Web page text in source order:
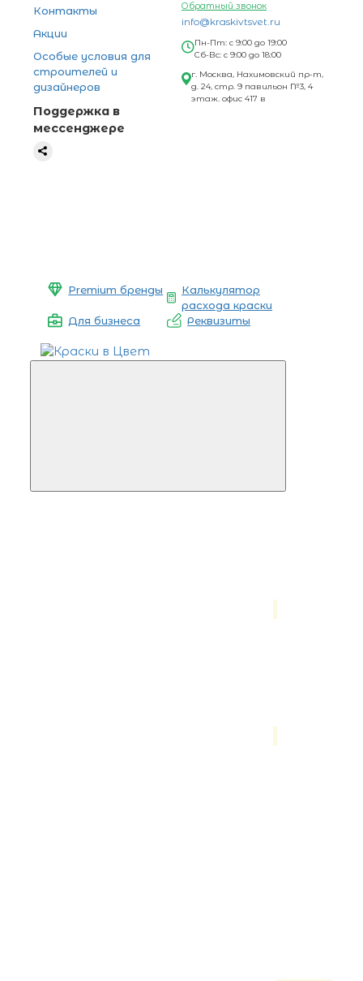
Контакты
Акции
Особые условия для
строителей и
дизайнеров
Поддержка в
мессенджере
Обратный звонок
info@kraskivtsvet.ru
Пн-Пт: с 9:00 до 19:00
Сб-Вс: с 9:00 до 18:00
г. Москва, Нахимовский пр-т,
д. 24, стр. 9 павильон №3, 4
этаж. офис 417 в
Premium бренды
Калькулятор
расхода краски
Для бизнеса
Реквизиты